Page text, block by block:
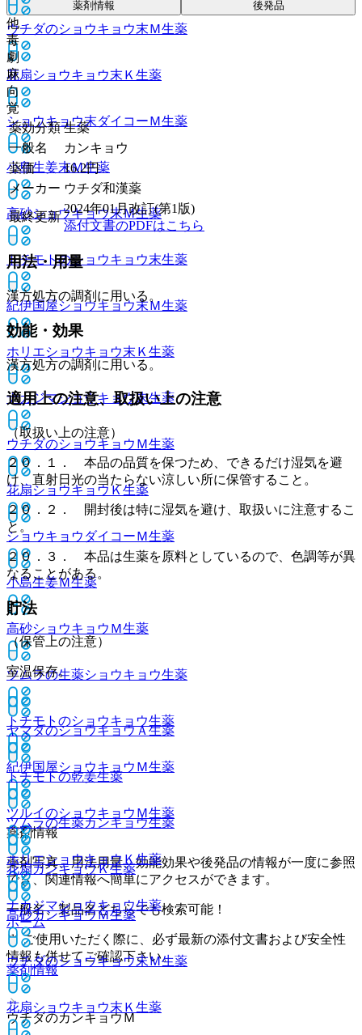
ウチダのショウキョウ末Ｍ生薬
花扇ショウキョウ末Ｋ 生薬
ショウキョウ末ダイコーＭ生薬
小島生姜末Ｍ生薬
高砂ショウキョウ末Ｍ生薬
トチモトのショウキョウ末生薬
紀伊国屋ショウキョウ末Ｍ生薬
ホリエショウキョウ末Ｋ 生薬
ナカジマショウキョウ末生薬
ウチダのショウキョウＭ生薬
花扇ショウキョウＫ生薬
ショウキョウダイコーＭ生薬
小島生姜Ｍ生薬
高砂ショウキョウＭ生薬
ツムラの生薬ショウキョウ生薬
トチモトのショウキョウ生薬
紀伊国屋ショウキョウＭ生薬
ツルイのショウキョウＭ生薬
ホリエショウキョウＫ 生薬
ナカジマショウキョウ生薬
ホーム
薬剤情報
ウチダのカンキョウＭ
薬剤情報 後発品
他
毒
劇
麻
向
覚
薬効分類 生薬
一般名
カンキョウ
薬価
16.2円
メーカー ウチダ和漢薬
最終更新
2024年01月改訂(第1版)
添付文書のPDFはこちら
用法・用量
漢方処方の調剤に用いる。
効能・効果
漢方処方の調剤に用いる。
適用上の注意、取扱い上の注意
（取扱い上の注意）
２０．１． 本品の品質を保つため、できるだけ湿気を避
け、直射日光の当たらない涼しい所に保管すること。
２０．２． 開封後は特に湿気を避け、取扱いに注意するこ
と。
２０．３． 本品は生薬を原料としているので、色調等が異
なることがある。
貯法
（保管上の注意）
室温保存。
ヤマダのショウキョウＡ生薬
トチモトの乾姜生薬
ツムラの生薬カンキョウ生薬
花扇カンキョウＫ生薬
高砂カンキョウＭ生薬
ウチダのショウキョウ末Ｍ生薬
花扇ショウキョウ末Ｋ 生薬
薬剤情報
薬剤写真、用法用量、効能効果や後発品の情報が一度に参照
でき、関連情報へ簡単にアクセスができます。
一般名、製品名どちらでも検索可能！
※ ご使用いただく際に、必ず最新の添付文書および安全性
情報も併せてご確認下さい。